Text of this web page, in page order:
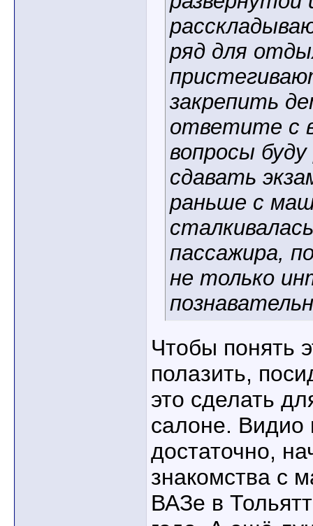
ряд для
закрепить
ответите с
вопросы
сдавать
раньше с
пассажира,
не только
Чтобы понять
полазить,
это сделать
салоне. Видио
достаточно,
знакомства с
ВАЗе в